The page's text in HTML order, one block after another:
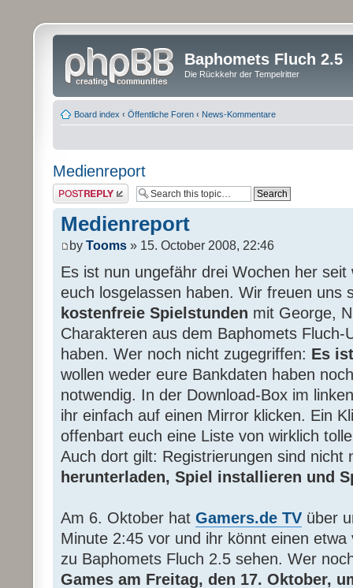
Baphomets Fluch 2.5
Die Rückkehr der Tempelritter
Board index ‹ Öffentliche Foren ‹ News-Kommentare
Medienreport
Post a reply
Medienreport
by Tooms » 15. October 2008, 22:46
Es ist nun ungefähr drei Wochen her
euch losgelassen haben. Wir freuen uns
kostenfreie Spielstunden mit George,
Charakteren aus dem Baphomets Fluch-
haben. Wer noch nicht zugegriffen: Es
wollen weder eure Bankdaten haben
notwendig. In der Download-Box im
ihr einfach auf einen Mirror klicken. Ein
offenbart euch eine Liste von wirklich
Auch dort gilt: Registrierungen sind nicht
herunterladen, Spiel installieren und
Am 6. Oktober hat Gamers.de TV über
Minute 2:45 vor und ihr könnt einen
zu Baphomets Fluch 2.5 sehen. Wer
Games am Freitag, den 17. Oktober,